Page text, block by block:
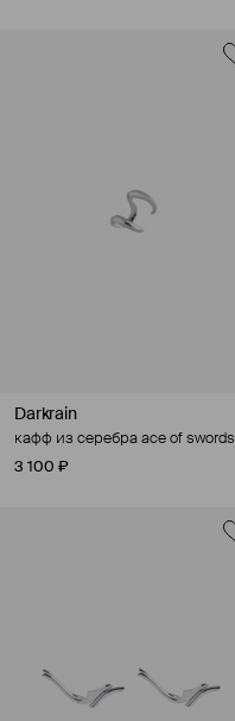
Darkrain
кафф из серебра ace of swords
3 100 ₽